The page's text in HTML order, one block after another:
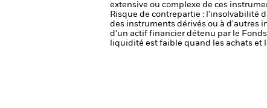
extensive ou complexe de ces
Risque de contrepartie : l'insolvabilité
des instruments dérivés ou à d'autres
d'un actif financier détenu par le
liquidité est faible quand les achats et